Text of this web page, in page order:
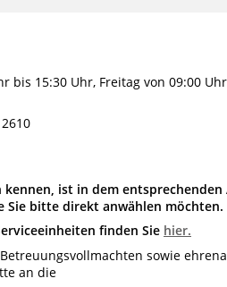
bis 15:30 Uhr, Freitag von 09:00
ist in dem
Sie bitte direkt anwählen möchten.
finden Sie hier.
sowie
an die